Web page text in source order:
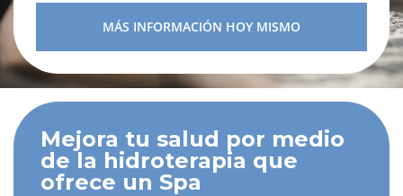
MÁS INFORMACIÓN HOY MISMO
Mejora tu salud por medio
de la hidroterapia que
ofrece un Spa